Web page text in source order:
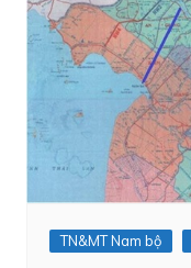
TN&MT Nam bộ